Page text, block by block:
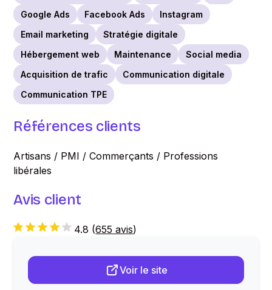
Google Ads
Facebook Ads
Instagram
Email marketing
Stratégie digitale
Hébergement web
Maintenance
Social media
Acquisition de trafic
Communication digitale
Communication TPE
Références clients
Artisans / PMI / Commerçants / Professions
libérales
Avis client
4.8 (655 avis)
Voir le site